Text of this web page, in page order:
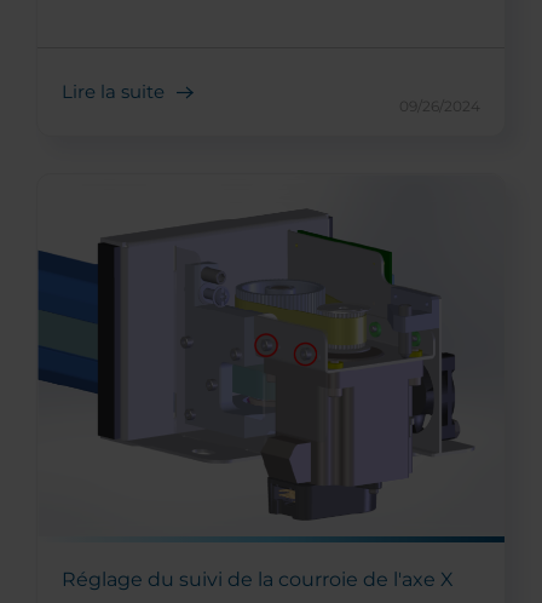
Lire la suite
09/26/2024
Réglage du suivi de la courroie de l'axe X